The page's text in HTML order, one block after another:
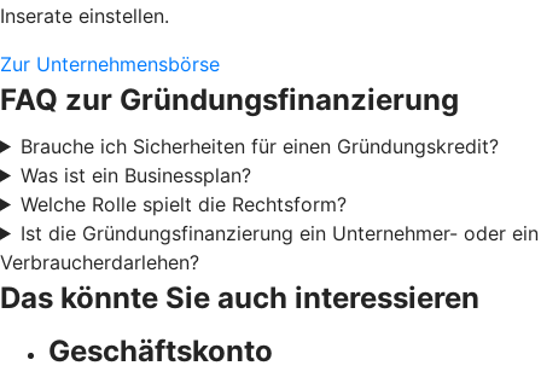
Inserate einstellen.
Zur Unternehmensbörse
FAQ zur Gründungsfinanzierung
Brauche ich Sicherheiten für einen Gründungskredit?
Was ist ein Businessplan?
Welche Rolle spielt die Rechtsform?
Ist die Gründungsfinanzierung ein Unternehmer- oder ein
Verbraucherdarlehen?
Das könnte Sie auch interessieren
Geschäftskonto